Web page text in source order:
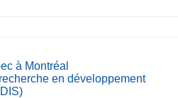
à Montréal
en développement